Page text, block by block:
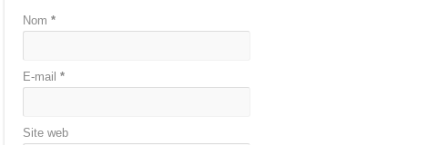
Nom *
E-mail *
Site web